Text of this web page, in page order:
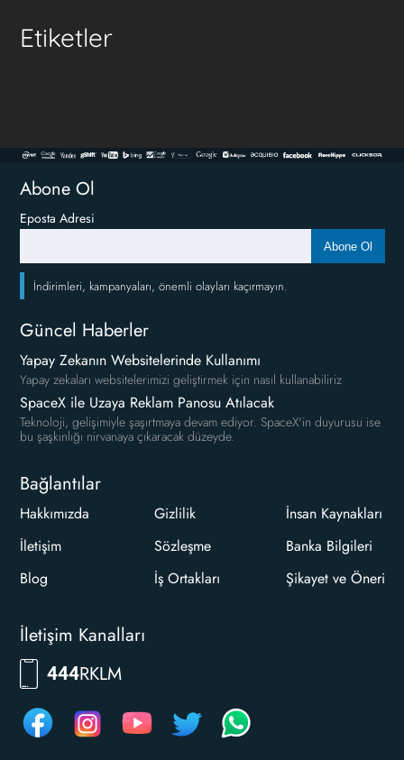
Etiketler
Abone Ol
Eposta Adresi
Abone Ol
İndirimleri, kampanyaları, önemli olayları kaçırmayın.
Güncel Haberler
Yapay Zekanın Websitelerinde Kullanımı
Yapay zekaları websitelerimizi geliştirmek için nasıl kullanabiliriz
SpaceX ile Uzaya Reklam Panosu Atılacak
Teknoloji, gelişimiyle şaşırtmaya devam ediyor. SpaceX'in duyurusu ise
bu şaşkınlığı nirvanaya çıkaracak düzeyde.
Bağlantılar
Hakkımızda
İletişim
Blog
Gizlilik
Sözleşme
İş Ortakları
İnsan Kaynakları
Banka Bilgileri
Şikayet ve Öneri
İletişim Kanalları
444RKLM